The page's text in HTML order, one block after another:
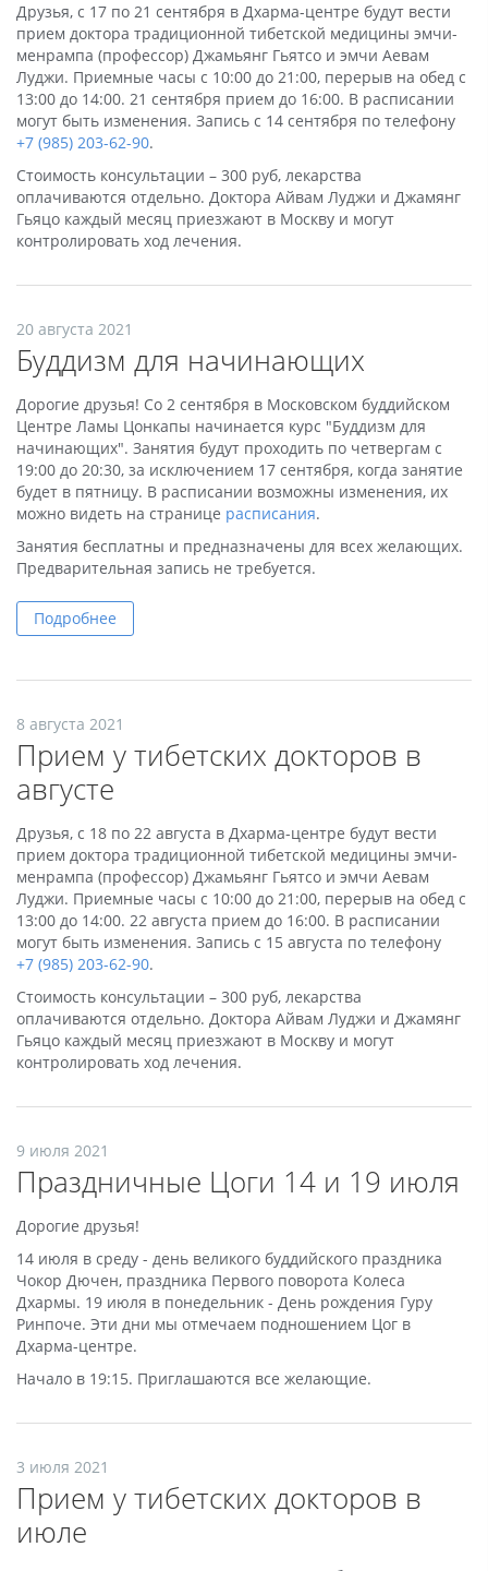
Друзья, с 17 по 21 сентября в Дхарма-центре будут вести
прием доктора традиционной тибетской медицины эмчи-
менрампа (профессор) Джамьянг Гьятсо и эмчи Аевам
Луджи. Приемные часы с 10:00 до 21:00, перерыв на обед с
13:00 до 14:00. 21 сентября прием до 16:00. В расписании
могут быть изменения. Запись с 14 сентября по телефону
+7 (985) 203-62-90.
Стоимость консультации – 300 руб, лекарства
оплачиваются отдельно. Доктора Айвам Луджи и Джамянг
Гьяцо каждый месяц приезжают в Москву и могут
контролировать ход лечения.
20 августа 2021
Буддизм для начинающих
Дорогие друзья! Со 2 сентября в Московском буддийском
Центре Ламы Цонкапы начинается курс "Буддизм для
начинающих". Занятия будут проходить по четвергам с
19:00 до 20:30, за исключением 17 сентября, когда занятие
будет в пятницу. В расписании возможны изменения, их
можно видеть на странице расписания.
Занятия бесплатны и предназначены для всех желающих.
Предварительная запись не требуется.
Подробнее
8 августа 2021
Прием у тибетских докторов в
августе
Друзья, с 18 по 22 августа в Дхарма-центре будут вести
прием доктора традиционной тибетской медицины эмчи-
менрампа (профессор) Джамьянг Гьятсо и эмчи Аевам
Луджи. Приемные часы с 10:00 до 21:00, перерыв на обед с
13:00 до 14:00. 22 августа прием до 16:00. В расписании
могут быть изменения. Запись с 15 августа по телефону
+7 (985) 203-62-90.
Стоимость консультации – 300 руб, лекарства
оплачиваются отдельно. Доктора Айвам Луджи и Джамянг
Гьяцо каждый месяц приезжают в Москву и могут
контролировать ход лечения.
9 июля 2021
Праздничные Цоги 14 и 19 июля
Дорогие друзья!
14 июля в среду - день великого буддийского праздника
Чокор Дючен, праздника Первого поворота Колеса
Дхармы. 19 июля в понедельник - День рождения Гуру
Ринпоче. Эти дни мы отмечаем подношением Цог в
Дхарма-центре.
Начало в 19:15. Приглашаются все желающие.
3 июля 2021
Прием у тибетских докторов в
июле